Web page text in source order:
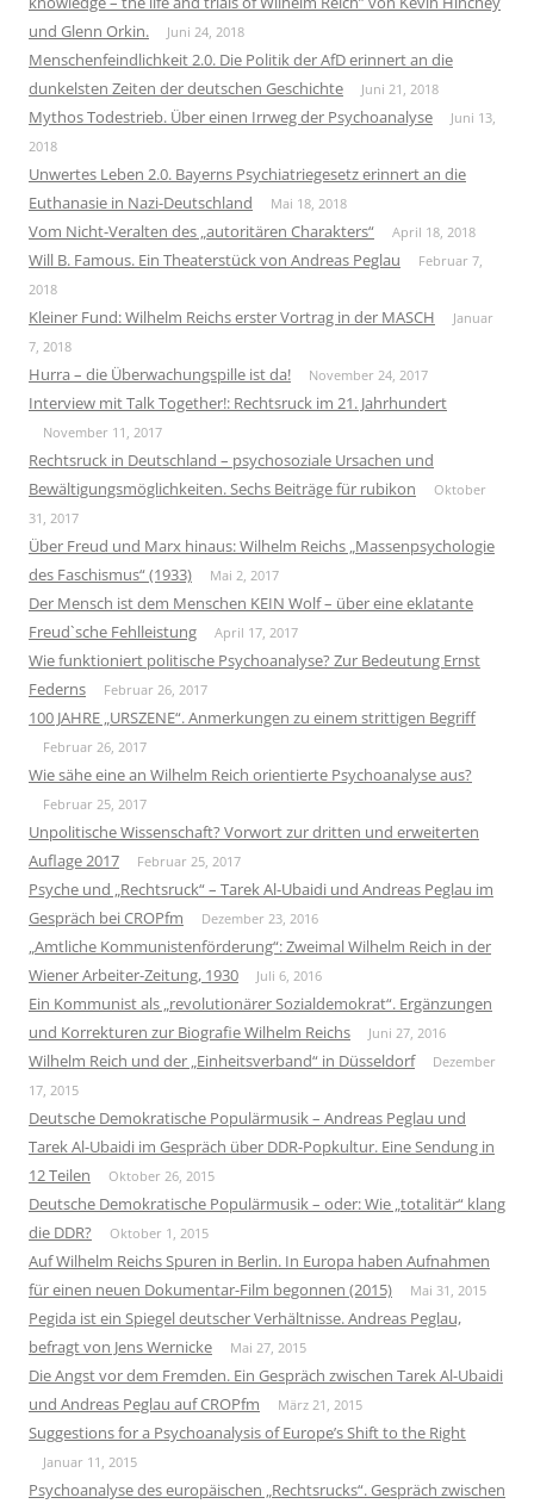
und Glenn Orkin.
Juni 24, 2018
Menschenfeindlichkeit 2.0. Die Politik der AfD erinnert an die
dunkelsten Zeiten der deutschen Geschichte
Juni 21, 2018
Mythos Todestrieb. Über einen Irrweg der Psychoanalyse
Juni 13,
2018
Unwertes Leben 2.0. Bayerns Psychiatriegesetz erinnert an die
Euthanasie in Nazi-Deutschland
Mai 18, 2018
Vom Nicht-Veralten des „autoritären Charakters“ April 18, 2018
Will B. Famous. Ein Theaterstück von Andreas Peglau
Februar 7,
2018
Kleiner Fund: Wilhelm Reichs erster Vortrag in der MASCH
Januar
7, 2018
Hurra – die Überwachungspille ist da! November 24, 2017
Interview mit Talk Together!: Rechtsruck im 21. Jahrhundert
November 11, 2017
Rechtsruck in Deutschland – psychosoziale Ursachen und
Bewältigungsmöglichkeiten. Sechs Beiträge für rubikon
Oktober
31, 2017
Über Freud und Marx hinaus: Wilhelm Reichs „Massenpsychologie
des Faschismus“ (1933)
Mai 2, 2017
Der Mensch ist dem Menschen KEIN Wolf – über eine eklatante
Freud`sche Fehlleistung
April 17, 2017
Wie funktioniert politische Psychoanalyse? Zur Bedeutung Ernst
Federns
Februar 26, 2017
100 JAHRE „URSZENE“. Anmerkungen zu einem strittigen Begriff
Februar 26, 2017
Wie sähe eine an Wilhelm Reich orientierte Psychoanalyse aus?
Februar 25, 2017
Unpolitische Wissenschaft? Vorwort zur dritten und erweiterten
Auflage 2017
Februar 25, 2017
Psyche und „Rechtsruck“ – Tarek Al-Ubaidi und Andreas Peglau im
Gespräch bei CROPfm
Dezember 23, 2016
„Amtliche Kommunistenförderung“: Zweimal Wilhelm Reich in der
Wiener Arbeiter-Zeitung, 1930
Juli 6, 2016
Ein Kommunist als „revolutionärer Sozialdemokrat“. Ergänzungen
und Korrekturen zur Biografie Wilhelm Reichs
Juni 27, 2016
Wilhelm Reich und der „Einheitsverband“ in Düsseldorf
Dezember
17, 2015
Deutsche Demokratische Populärmusik – Andreas Peglau und
Tarek Al-Ubaidi im Gespräch über DDR-Popkultur. Eine Sendung in
12 Teilen
Oktober 26, 2015
Deutsche Demokratische Populärmusik – oder: Wie „totalitär“ klang
die DDR?
Oktober 1, 2015
Auf Wilhelm Reichs Spuren in Berlin. In Europa haben Aufnahmen
für einen neuen Dokumentar-Film begonnen (2015)
Mai 31, 2015
Pegida ist ein Spiegel deutscher Verhältnisse. Andreas Peglau,
befragt von Jens Wernicke
Mai 27, 2015
Die Angst vor dem Fremden. Ein Gespräch zwischen Tarek Al-Ubaidi
und Andreas Peglau auf CROPfm
März 21, 2015
Suggestions for a Psychoanalysis of Europe’s Shift to the Right
Januar 11, 2015
Psychoanalyse des europäischen „Rechtsrucks“. Gespräch zwischen